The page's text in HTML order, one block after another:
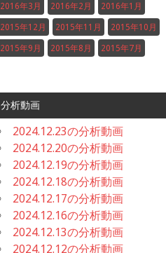
2016年3月 2016年2月 2016年1月
2015年12月 2015年11月 2015年10月
2015年9月 2015年8月 2015年7月
分析動画
2024.12.23の分析動画
2024.12.20の分析動画
2024.12.19の分析動画
2024.12.18の分析動画
2024.12.17の分析動画
2024.12.16の分析動画
2024.12.13の分析動画
2024.12.12の分析動画